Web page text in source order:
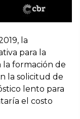
la
para la
formación de
la solicitud de
lento para
el costo